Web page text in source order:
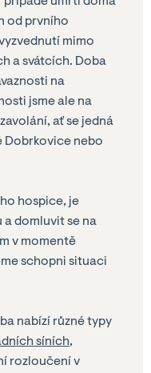
od prvního
mimo
a svátcích. Doba
na
jsme ale na
ať se jedná
Dobrkovice nebo
hospice, je
a domluvit se na
v momentě
schopni situaci
nabízí různé typy
síních,
rozloučení v